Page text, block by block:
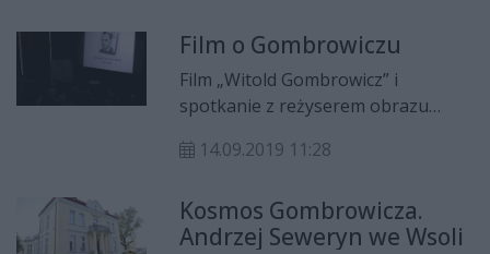
Film o Gombrowiczu
Film „Witold Gombrowicz” i
spotkanie z reżyserem obrazu
punktem trwającego Festiwalu
spotkanie odbyły się w MCSW
„Elektrownia.
14.09.2019 11:28
Kosmos Gombrowicza.
Andrzej Seweryn we Wsoli